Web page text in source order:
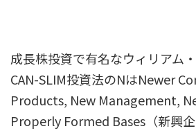
成長株投資で有名なウィリアム
CAN-SLIM投資法のNはNewer
Products, New Management,
Properly Formed Bases（新興